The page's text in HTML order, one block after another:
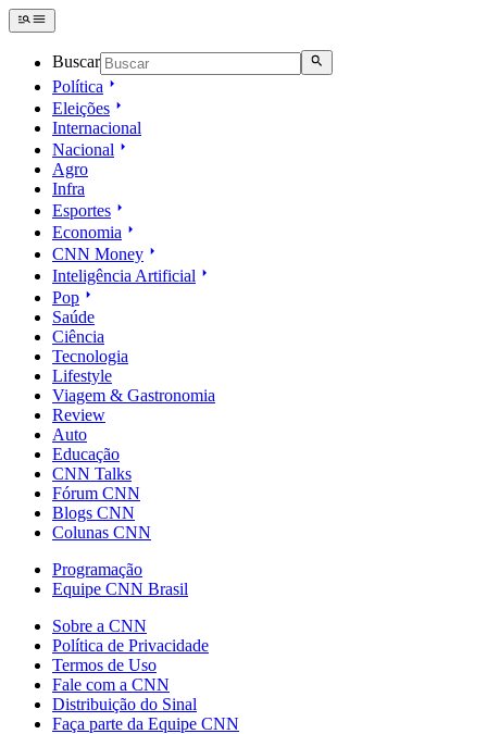
Buscar
Política
Eleições
Internacional
Nacional
Agro
Infra
Esportes
Economia
CNN Money
Inteligência Artificial
Pop
Saúde
Ciência
Tecnologia
Lifestyle
Viagem & Gastronomia
Review
Auto
Educação
CNN Talks
Fórum CNN
Blogs CNN
Colunas CNN
Programação
Equipe CNN Brasil
Sobre a CNN
Política de Privacidade
Termos de Uso
Fale com a CNN
Distribuição do Sinal
Faça parte da Equipe CNN